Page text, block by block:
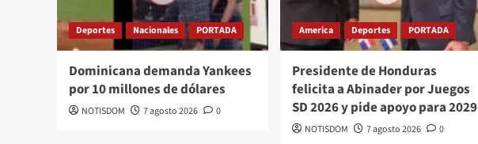
Deportes Nacionales PORTADA
Dominicana demanda Yankees
por 10 millones de dólares
NOTISDOM 7 agosto 2026 0
America Deportes PORTADA
Presidente de Honduras
felicita a Abinader por Juegos
SD 2026 y pide apoyo para 2029
NOTISDOM 7 agosto 2026 0